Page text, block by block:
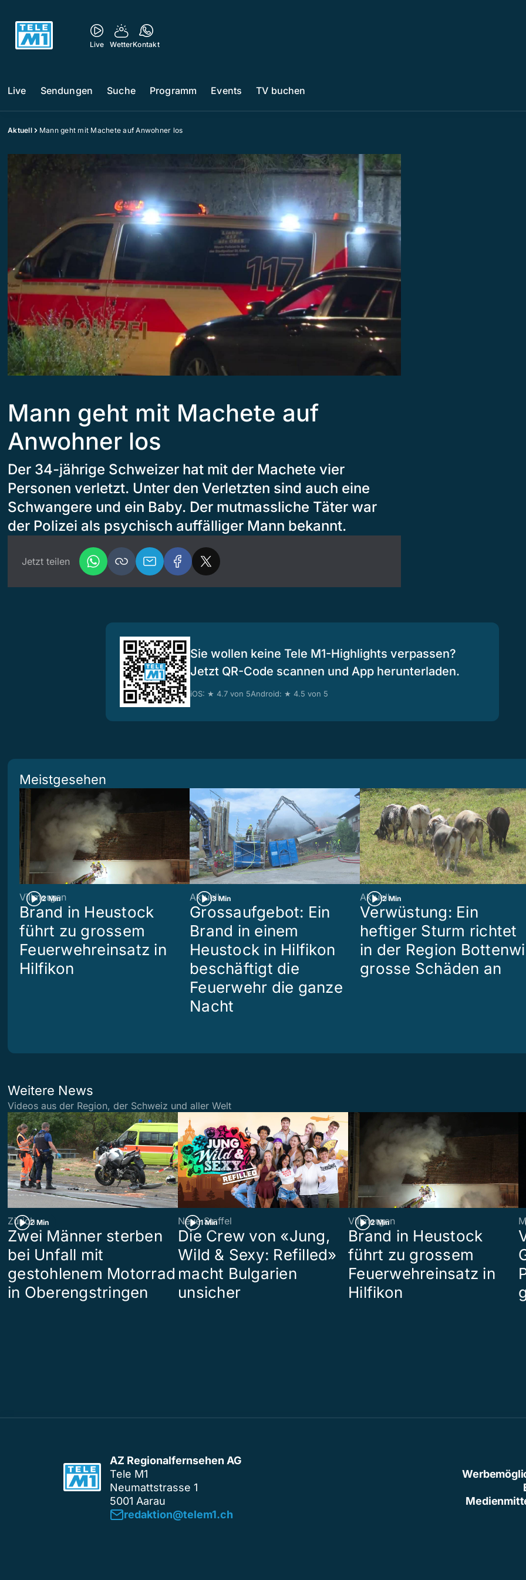
Live WetterKontakt
Live Sendungen Suche Programm Events TV buchen
Aktuell Mann geht mit Machete auf Anwohner los
Mann geht mit Machete auf
Anwohner los
Der 34-jährige Schweizer hat mit der Machete vier
Personen verletzt. Unter den Verletzten sind auch eine
Schwangere und ein Baby. Der mutmassliche Täter war
der Polizei als psychisch auffälliger Mann bekannt.
Jetzt teilen
Sie wollen keine Tele M1-Highlights verpassen?
Jetzt QR-Code scannen und App herunterladen.
iOS: ★ 4.7 von 5Android: ★ 4.5 von 5
Meistgesehen
2 Min
Villmergen
Brand in Heustock
führt zu grossem
Feuerwehreinsatz in
Hilfikon
3 Min
Aktuell
Grossaufgebot: Ein
Brand in einem
Heustock in Hilfikon
beschäftigt die
Feuerwehr die ganze
Nacht
2 Min
Aktuell
Verwüstung: Ein
heftiger Sturm richtet
in der Region
grosse Schäden an
Weitere News
Videos aus der Region, der Schweiz und aller Welt
2 Min
Zürich
Zwei Männer sterben
bei Unfall mit
gestohlenem Motorrad
in Oberengstringen
1 Min
Neue Staffel
Die Crew von «Jung,
Wild & Sexy: Refilled»
macht Bulgarien
unsicher
2 Min
Villmergen
Brand in Heustock
führt zu grossem
Feuerwehreinsatz in
Hilfikon
AZ Regionalfernsehen AG
Tele M1
Neumattstrasse 1
5001 Aarau
redaktion@telem1.ch